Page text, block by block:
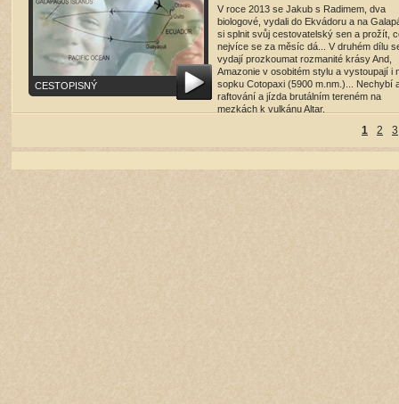
CESTOPISNÝ
V roce 2013 se Jakub s Radimem, dva
biologové, vydali do Ekvádoru a na
si splnit svůj cestovatelský sen a prožít,
nejvíce se za měsíc dá... V druhém dílu
vydají prozkoumat rozmanité krásy And,
Amazonie v osobitém stylu a vystoupají i
sopku Cotopaxi (5900 m.nm.)... Nechybí
raftování a jízda brutálním tereném na
mezkách k vulkánu Altar.
režie: Jakub Gemperle , 68 minut , 2013
1 2 3